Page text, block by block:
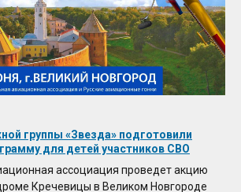
группы «Звезда» подготовили
для детей участников СВО
ассоциация проведет акцию
Кречевицы в Великом Новгороде